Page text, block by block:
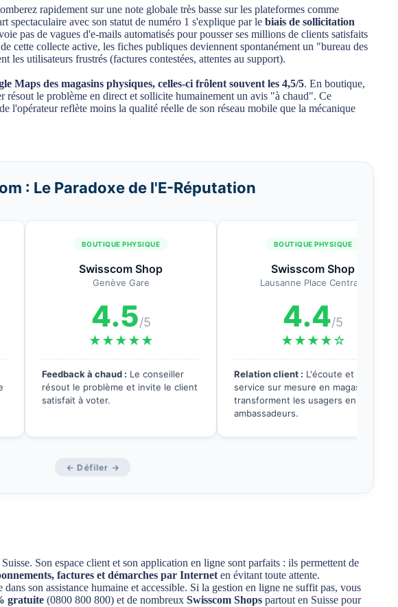
rapidement sur une note globale très basse sur les plateformes comme
spectaculaire avec son statut de numéro 1 s'explique par le biais de sollicitation
pas de vagues d'e-mails automatisés pour pousser ses millions de clients satisfaits
cette collecte active, les fiches publiques deviennent spontanément un "bureau des
les utilisateurs frustrés (factures contestées, attentes au support).
Maps des magasins physiques, celles-ci frôlent souvent les 4,5/5. En boutique,
résout le problème en direct et sollicite humainement un avis "à chaud". Ce
l'opérateur reflète moins la qualité réelle de son réseau mobile que la mécanique
: Le Paradoxe de l'E-Réputation
BOUTIQUE PHYSIQUE
Swisscom Shop
Genève Gare
4.5/5
★★★★★
Feedback à chaud : Le conseiller
résout le problème et invite le client
satisfait à voter.
BOUTIQUE PHYSIQUE
Swisscom Shop
Lausanne Place Centrale
4.4/5
★★★★☆
Relation client : L'écoute et le
service sur mesure en magasin
transforment les usagers en
ambassadeurs.
← Défiler →
Son espace client et son application en ligne sont parfaits : ils permettent de
factures et démarches par Internet en évitant toute attente.
son assistance humaine et accessible. Si la gestion en ligne ne suffit pas, vous
gratuite (0800 800 800) et de nombreux Swisscom Shops partout en Suisse pour